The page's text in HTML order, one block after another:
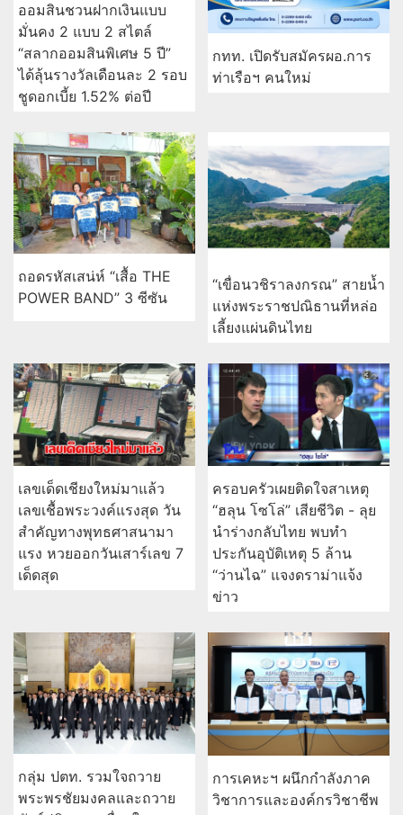
ออมสินชวนฝากเงินแบบ
มั่นคง 2 แบบ 2 สไตล์
“สลากออมสินพิเศษ 5 ปี”
ได้ลุ้นรางวัลเดือนละ 2 รอบ
ชูดอกเบี้ย 1.52% ต่อปี
กทท. เปิดรับสมัครผอ.การ
ท่าเรือฯ คนใหม่
ถอดรหัสเสน่ห์ “เสื้อ THE
POWER BAND” 3 ซีซัน
“เขื่อนวชิราลงกรณ” สายน้ำ
แห่งพระราชปณิธานที่หล่อ
เลี้ยงแผ่นดินไทย
เลขเด็ดเชียงใหม่มาแล้ว
เลขเชื้อพระวงค์แรงสุด วัน
สำคัญทางพุทธศาสนามา
แรง หวยออกวันเสาร์เลข 7
เด็ดสุด
ครอบครัวเผยติดใจสาเหตุ
“ฮลุน โซโล่” เสียชีวิต - ลุย
นำร่างกลับไทย พบทำ
ประกันอุบัติเหตุ 5 ล้าน
“ว่านไฉ” แจงดราม่าแจ้ง
ข่าว
กลุ่ม ปตท. รวมใจถวาย
พระพรชัยมงคลและถวาย
การเคหะฯ ผนึกกำลังภาค
วิชาการและองค์กรวิชาชีพ